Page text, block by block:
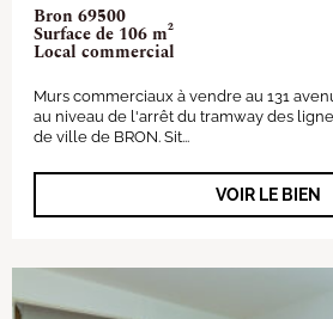
Bron 69500
Surface de 106 m²
Local commercial
Murs commerciaux à vendre au 131
au niveau de l'arrêt du tramway des
de ville de BRON. Sit...
VOIR LE BIEN